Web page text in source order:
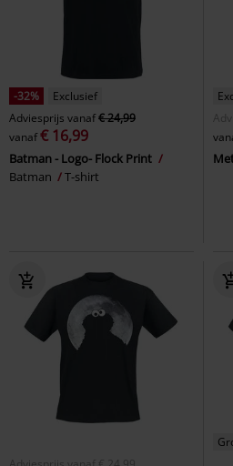
-32%
Exclusief
Adviesprijs vanaf€ 24,99
vanaf€ 16,99
Batman - Logo- Flock Print
Batman
T-shirt